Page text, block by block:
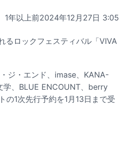
1年以上前2024年12月27日 3:05
るロックフェスティバル「VIVA
ジ・エンド、imase、KANA-
、BLUE ENCOUNT、berry
の1次先行予約を1月13日まで受